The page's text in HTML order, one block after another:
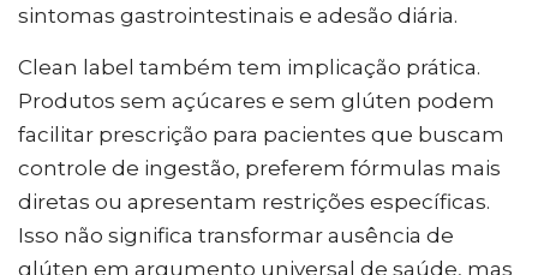
sintomas gastrointestinais e adesão diária.
Clean label também tem implicação prática.
Produtos sem açúcares e sem glúten podem
facilitar prescrição para pacientes que buscam
controle de ingestão, preferem fórmulas mais
diretas ou apresentam restrições específicas.
Isso não significa transformar ausência de
glúten em argumento universal de saúde, mas